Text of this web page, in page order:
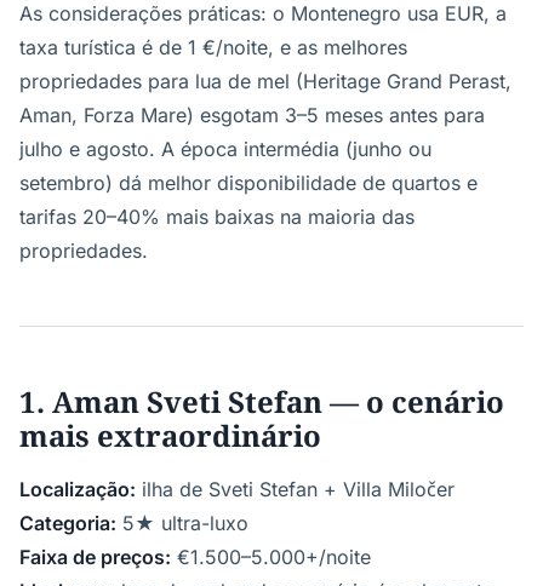
As considerações práticas: o Montenegro usa EUR, a
taxa turística é de 1 €/noite, e as melhores
propriedades para lua de mel (Heritage Grand Perast,
Aman, Forza Mare) esgotam 3–5 meses antes para
julho e agosto. A época intermédia (junho ou
setembro) dá melhor disponibilidade de quartos e
tarifas 20–40% mais baixas na maioria das
propriedades.
1. Aman Sveti Stefan — o cenário
mais extraordinário
Localização: ilha de Sveti Stefan + Villa Miločer
Categoria: 5★ ultra-luxo
Faixa de preços: €1.500–5.000+/noite